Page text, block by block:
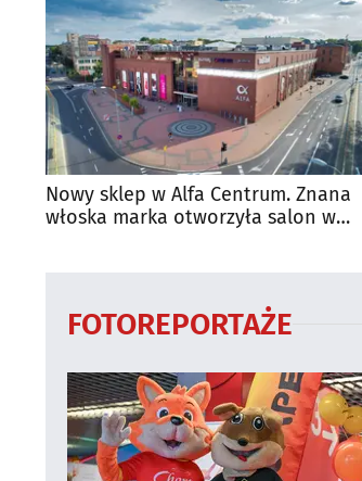
Nowy sklep w Alfa Centrum. Znana
włoska marka otworzyła salon w
FOTOREPORTAŻE